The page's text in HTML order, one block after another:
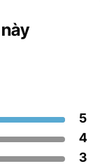
5
4
3